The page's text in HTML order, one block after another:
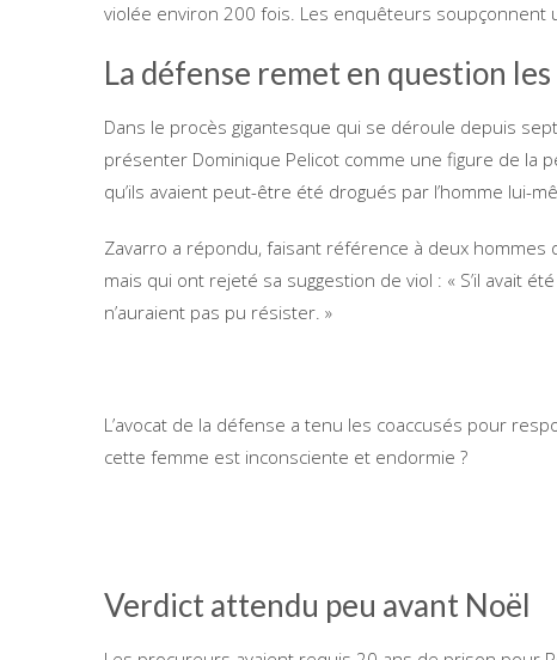
violée environ 200 fois. Les enquêteurs soupçonnent
La défense remet en question
Dans le procès gigantesque qui se déroule depuis
présenter Dominique Pelicot comme une figure de la
qu’ils avaient peut-être été drogués par l’homme lui-
Zavarro a répondu, faisant référence à deux
mais qui ont rejeté sa suggestion de viol : « S’il avait
n’auraient pas pu résister. »
L’avocat de la défense a tenu les coaccusés pour
cette femme est inconsciente et endormie ?
Verdict attendu peu avant Noël